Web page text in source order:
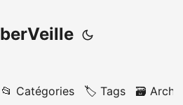
📂 Catégories 🏷️ Tags 🗃️